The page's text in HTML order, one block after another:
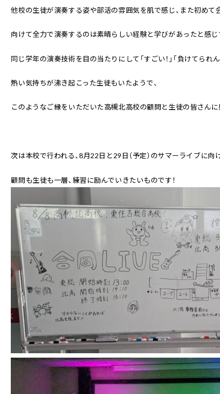
他校の生徒が演奏する姿や部活の雰囲気を肌で感じ、また初めて
向けて全力で演奏するのは素晴らしい経験と学びがあったと感じ
同じ学年の演奏技術を目の当たりにして「すごい！」「負けてられん
熱い気持ちが沸き起こった生徒もいたようで、
このようなご縁をいただいた高槻北高校の顧問と生徒の皆さん
次は本校で行われる、8月22日と29日（予定）のサマーライブに向
顧問も生徒も一層、練習に励んでいきたいものです！